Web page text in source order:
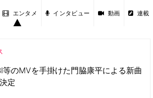
エンタメ インタビュー 動画 連載
等のMVを手掛けた門脇康平による新曲
定